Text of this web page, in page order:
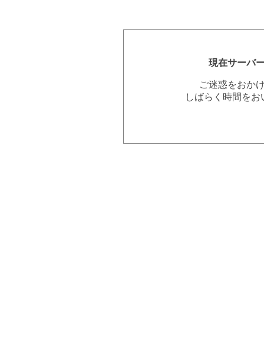
現在サーバ
ご迷惑をおか
しばらく時間を